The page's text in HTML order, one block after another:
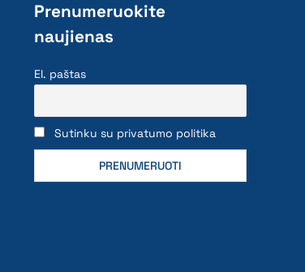
Prenumeruokite
naujienas
El. paštas
Sutinku su privatumo politika